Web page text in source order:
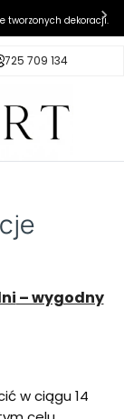
tworzonych dekoracji.
od 100 zł
725 709 134
– wygodny
w ciągu 14